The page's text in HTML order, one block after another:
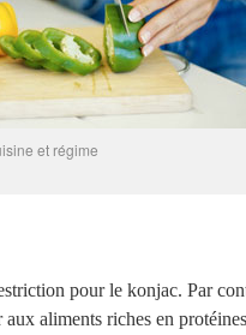
et régime
pour le konjac. Par
aliments riches en